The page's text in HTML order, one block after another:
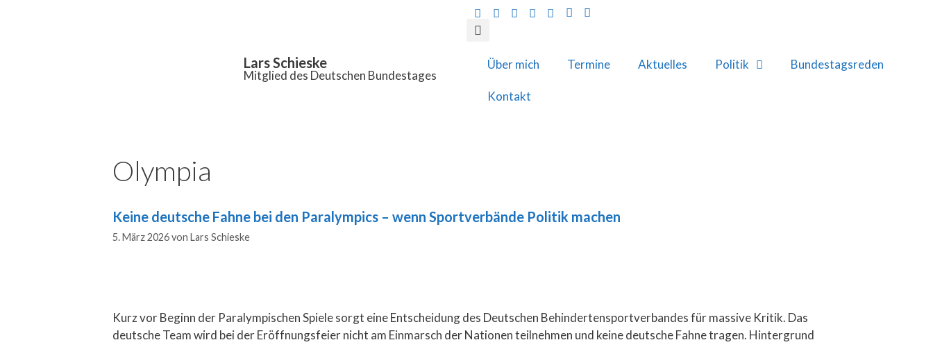
Lars Schieske
Mitglied des Deutschen Bundestages
Über mich Termine Aktuelles Politik Bundestagsreden
Kontakt
Olympia
Keine deutsche Fahne bei den Paralympics – wenn Sportverbände Politik machen
5. März 2026von Lars Schieske
Kurz vor Beginn der Paralympischen Spiele sorgt eine Entscheidung des Deutschen Behindertensportverbandes für massive Kritik. Das
deutsche Team wird bei der Eröffnungsfeier nicht am Einmarsch der Nationen teilnehmen und keine deutsche Fahne tragen. Hintergrund